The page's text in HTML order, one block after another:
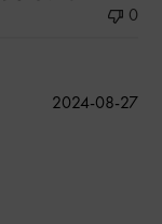
0
公
2024-08-27